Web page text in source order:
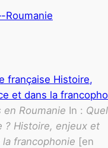
Roumanie In :
? Histoire, enjeux et
francophonie [en